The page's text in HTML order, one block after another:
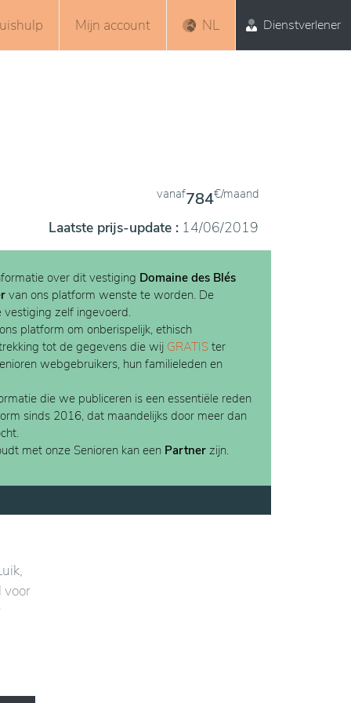
Mijn account NL Dienstverlener
vanaf784€/maand
Laatste prijs-update : 14/06/2019
over dit vestiging Domaine des Blés
van ons platform wenste te worden. De
vestiging zelf ingevoerd.
platform om onberispelijk, ethisch
tot de gegevens die wij GRATIS ter
webgebruikers, hun familieleden en
die we publiceren is een essentiële reden
sinds 2016, dat maandelijks door meer dan
met onze Senioren kan een Partner zijn.
voor